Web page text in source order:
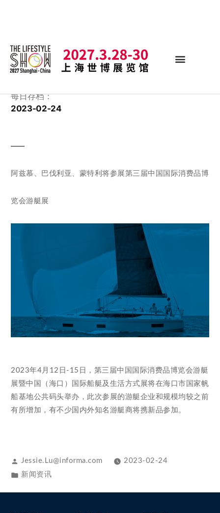
每日存档：
2023-02-24
阿兹慕、巴伐利亚、蒙特利将参展第三届中国国际消费品博
览会游艇展
2023年4月12日-15日，第三届中国国际消费品博览会游艇
展暨中国（海口）国际船艇及生活方式展将在海口市国家帆
船基地公共码头举办，此次参展的游艇企业和规模均较之前
有所增加，有不少国内外知名游艇商将携新品参加。
Jessie.Lu@informa.com
2023-02-24
新闻资讯